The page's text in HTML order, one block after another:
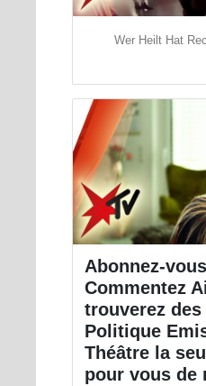
Wer Heilt Hat
Abonnez-
Commentez
trouverez
Politique
Théâtre la
pour vous de